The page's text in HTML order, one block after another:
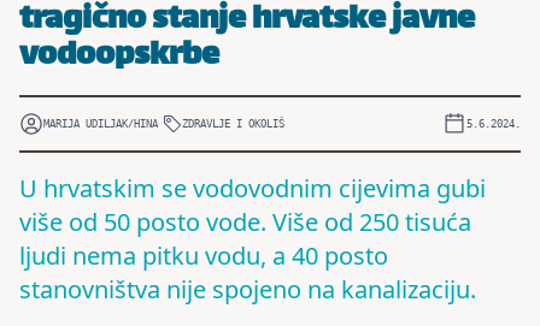
tragično stanje hrvatske javne
vodoopskrbe
MARIJA UDILJAK/HINA ZDRAVLJE I OKOLIŠ 5.6.2024.
U hrvatskim se vodovodnim cijevima gubi
više od 50 posto vode. Više od 250 tisuća
ljudi nema pitku vodu, a 40 posto
stanovništva nije spojeno na kanalizaciju.